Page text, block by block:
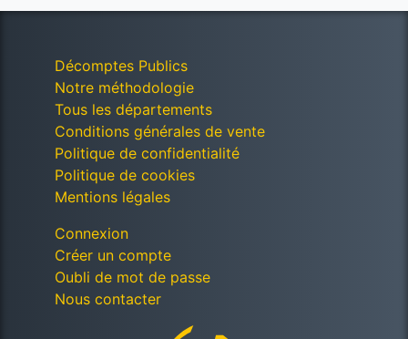
Décomptes Publics
Notre méthodologie
Tous les départements
Conditions générales de vente
Politique de confidentialité
Politique de cookies
Mentions légales
Connexion
Créer un compte
Oubli de mot de passe
Nous contacter